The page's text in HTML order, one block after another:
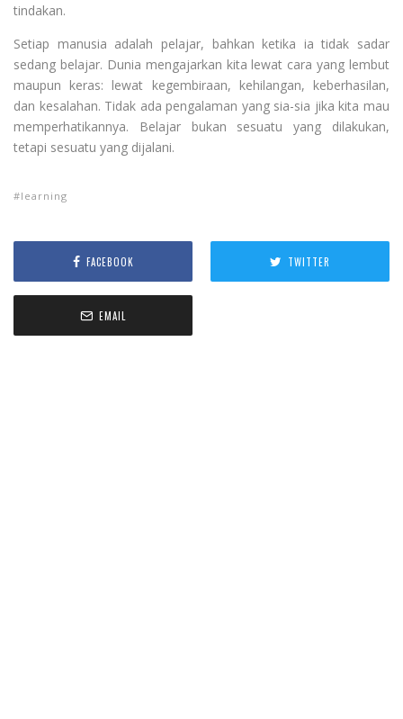
tindakan.
Setiap manusia adalah pelajar, bahkan ketika ia tidak sadar
sedang belajar. Dunia mengajarkan kita lewat cara yang lembut
maupun keras: lewat kegembiraan, kehilangan, keberhasilan,
dan kesalahan. Tidak ada pengalaman yang sia-sia jika kita mau
memperhatikannya. Belajar bukan sesuatu yang dilakukan,
tetapi sesuatu yang dijalani.
learning
FACEBOOK TWITTER
EMAIL